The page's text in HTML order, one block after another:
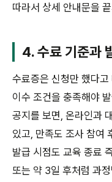
따라서 상세 안내문을
4. 수료 기준과
수료증은 신청만 했다
이수 조건을 충족해야
공지를 보면, 온라인과
있고, 만족도 조사 참여
발급 시점도 교육 종료
또는 약 3일 후처럼 과